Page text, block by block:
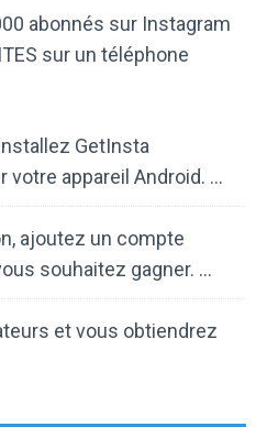
abonnés sur Instagram
sur un téléphone
GetInsta
votre appareil Android. …
ajoutez un compte
souhaitez gagner. …
et vous obtiendrez